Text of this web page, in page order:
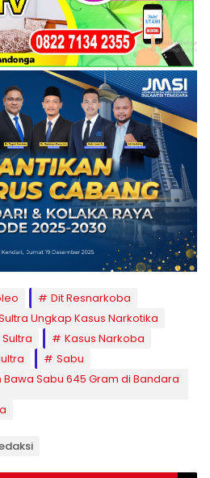
Dit Resnarkoba
Ungkap Kasus Narkotika
Kasus Narkoba
Sabu
Sabu 645 Gram di Bandara